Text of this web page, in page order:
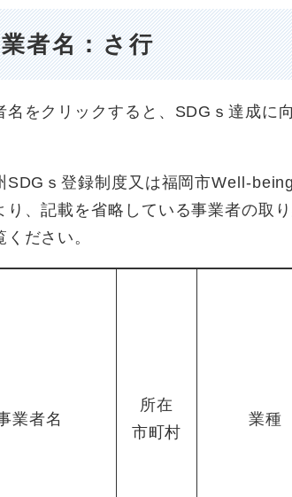
者名：さ行
名をクリックすると、SDGｓ達成に
SDGｓ登録制度又は福岡市Well-
り、記載を省略している事業者の取
ください。​
業者名
所在
市町村
業種